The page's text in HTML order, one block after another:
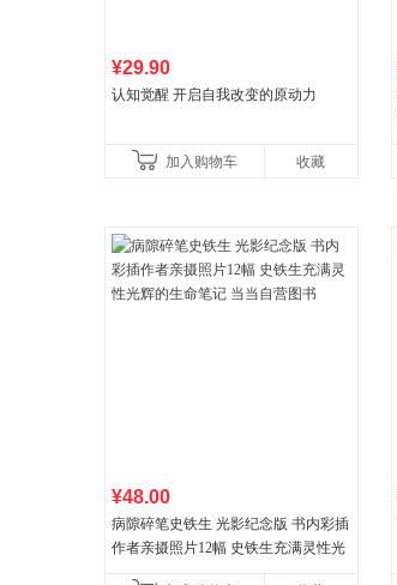
¥29.90
认知觉醒 开启自我改变的原动力
加入购物车 收藏
¥48.00
病隙碎笔史铁生 光影纪念版 书内彩插
作者亲摄照片12幅 史铁生充满灵性光